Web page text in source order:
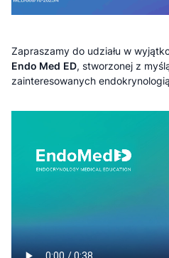
Zapraszamy do udziału w
Endo Med ED, stworzonej z
zainteresowanych